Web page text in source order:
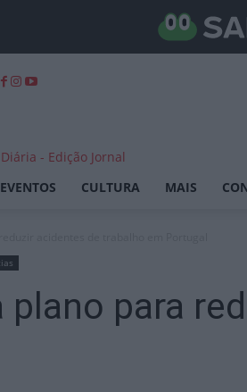
EVENTOS CULTURA MAIS
plano para